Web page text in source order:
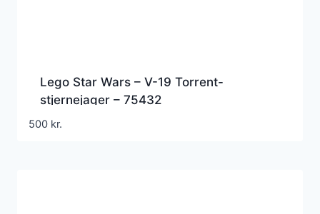
Lego Star Wars – V-19 Torrent-
stjernejager – 75432
500 kr.